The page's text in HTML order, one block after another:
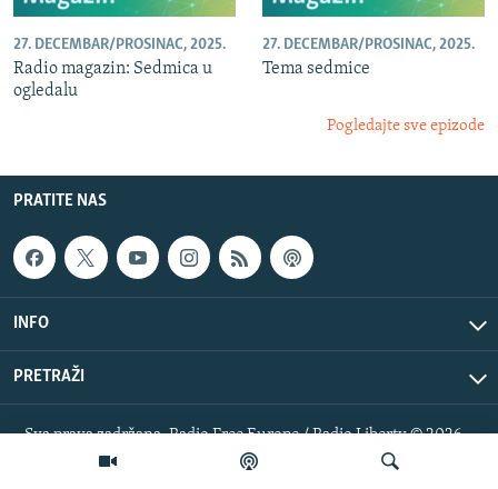
27. DECEMBAR/PROSINAC, 2025.
Radio magazin: Sedmica u
ogledalu
27. DECEMBAR/PROSINAC, 2025.
Tema sedmice
Pogledajte sve epizode
PRATITE NAS
INFO
PRETRAŽI
Sva prava zadržana. Radio Free Europe / Radio Liberty © 2026
RFE/RL, Inc.